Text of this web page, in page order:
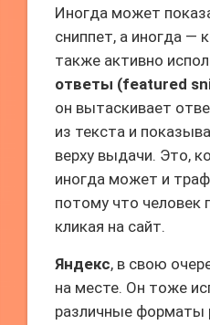
Иногда может
сниппет, а иногда —
также активно
ответы (featured
он вытаскивает
из текста и
верху выдачи. Это,
иногда может и
потому что человек
кликая на сайт.
Яндекс, в свою
на месте. Он тоже
различные форматы